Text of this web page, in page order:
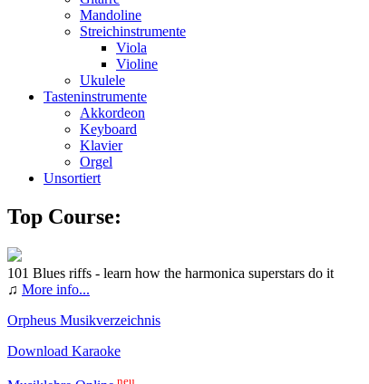
Mandoline
Streichinstrumente
Viola
Violine
Ukulele
Tasteninstrumente
Akkordeon
Keyboard
Klavier
Orgel
Unsortiert
Top Course:
101 Blues riffs - learn how the harmonica superstars do it
♫ More info...
Orpheus Musikverzeichnis
Download Karaoke
neu